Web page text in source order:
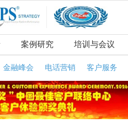
案例研究 培训与会议
金融峰会 电话营销 客户服务